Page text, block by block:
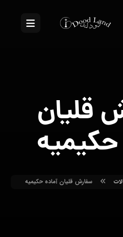
قلیان
حکیمیه
سفارش قلیان آماده حکیمیه